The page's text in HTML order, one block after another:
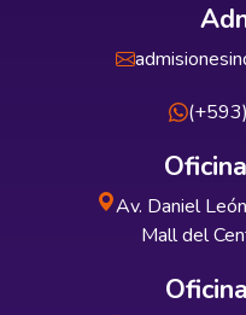
Av. Daniel
Mall del